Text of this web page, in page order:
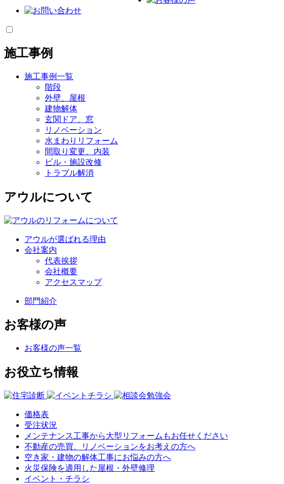
施工事例
施工事例一覧
階段
外壁、屋根
建物解体
玄関ドア、窓
リノベーション
水まわりリフォーム
間取り変更、内装
ビル・施設改修
トラブル解消
アウルについて
アウルが選ばれる理由
会社案内
代表挨拶
会社概要
アクセスマップ
部門紹介
お客様の声
お客様の声一覧
お役立ち情報
価格表
受注状況
メンテナンス工事から大型リフォームもお任せください
不動産の売買、リノベーションをお考えの方へ
空き家・建物の解体工事にお悩みの方へ
火災保険を適用した屋根・外壁修理
イベント・チラシ